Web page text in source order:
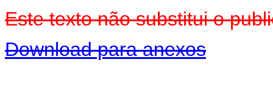
Este texto não substitui o
Download para anexos